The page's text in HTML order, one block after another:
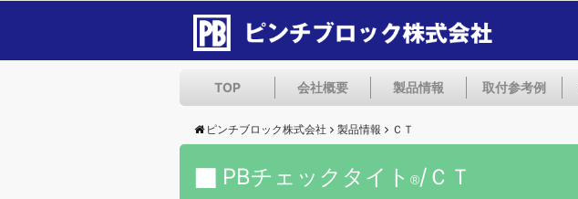
TOP 会社概要 製品情報 取付参考例
ピンチブロック株式会社 製品情報 ＣＴ
PBチェックタイト ®/ＣＴ